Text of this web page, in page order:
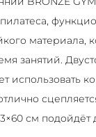
занятий.
использовать
см